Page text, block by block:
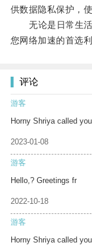
供数据隐私保护，
无论是日常生活
您网络加速的首选利
评论
游客
Horny Shriya called you
2023-01-08
游客
Hello,? Greetings fr
2022-10-18
游客
Horny Shriya called you